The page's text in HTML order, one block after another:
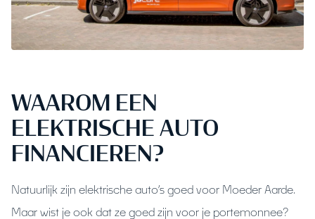
WAAROM EEN
ELEKTRISCHE AUTO
FINANCIEREN?
Natuurlijk zijn elektrische auto’s goed voor Moeder Aarde.
Maar wist je ook dat ze goed zijn voor je portemonnee?